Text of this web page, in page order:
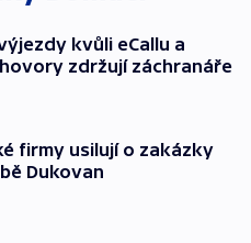
kvůli eCallu a
zdržují záchranáře
firmy usilují o zakázky
Dukovan